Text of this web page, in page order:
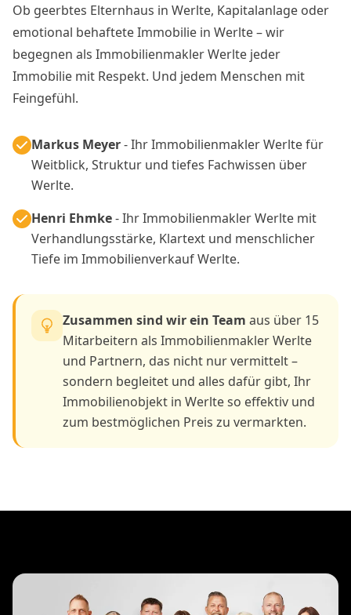
Ob geerbtes Elternhaus in Werlte, Kapitalanlage oder
emotional behaftete Immobilie in Werlte – wir
begegnen als Immobilienmakler Werlte jeder
Immobilie mit Respekt. Und jedem Menschen mit
Feingefühl.
Markus Meyer- Ihr Immobilienmakler Werlte für
Weitblick, Struktur und tiefes Fachwissen über
Werlte.
Henri Ehmke- Ihr Immobilienmakler Werlte mit
Verhandlungsstärke, Klartext und menschlicher
Tiefe im Immobilienverkauf Werlte.
Zusammen sind wir ein Team aus über 15
Mitarbeitern als Immobilienmakler Werlte
und Partnern, das nicht nur vermittelt –
sondern begleitet und alles dafür gibt, Ihr
Immobilienobjekt in Werlte so effektiv und
zum bestmöglichen Preis zu vermarkten.